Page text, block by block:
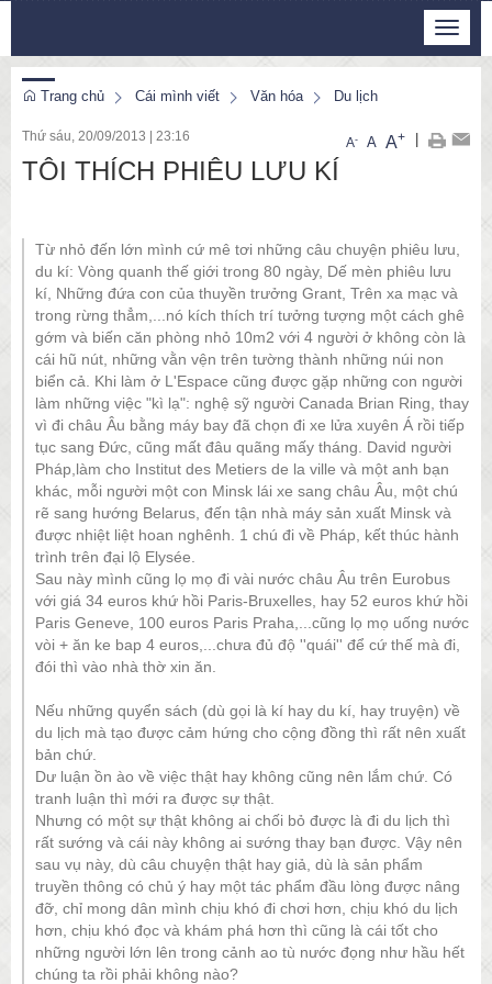
Toggle
Trang chủ Cái mình viết Văn hóa Du lịch
Thứ sáu, 20/09/2013 23:16 A- A A+
TÔI THÍCH PHIÊU LƯU KÍ
Từ nhỏ đến lớn mình cứ mê tơi những câu chuyện phiêu lưu,
du kí: Vòng quanh thế giới trong 80 ngày, Dế mèn phiêu lưu
kí, Những đứa con của thuyền trưởng Grant, Trên xa mạc và
trong rừng thẳm,...nó kích thích trí tưởng tượng một cách ghê
gớm và biến căn phòng nhỏ 10m2 với 4 người ở không còn là
cái hũ nút, những vằn vện trên tường thành những núi non
biển cả. Khi làm ở L'Espace cũng được gặp những con người
làm những việc "kì lạ": nghệ sỹ người Canada Brian Ring, thay
vì đi châu Âu bằng máy bay đã chọn đi xe lửa xuyên Á rồi tiếp
tục sang Đức, cũng mất đâu quãng mấy tháng. David người
Pháp,làm cho Institut des Metiers de la ville và một anh bạn
khác, mỗi người một con Minsk lái xe sang châu Âu, một chú
rẽ sang hướng Belarus, đến tận nhà máy sản xuất Minsk và
được nhiệt liệt hoan nghênh. 1 chú đi về Pháp, kết thúc hành
trình trên đại lộ Elysée.
Sau này mình cũng lọ mọ đi vài nước châu Âu trên Eurobus
với giá 34 euros khứ hồi Paris-Bruxelles, hay 52 euros khứ hồi
Paris Geneve, 100 euros Paris Praha,...cũng lọ mọ uống nước
vòi + ăn ke bap 4 euros,...chưa đủ độ ''quái'' để cứ thế mà đi,
đói thì vào nhà thờ xin ăn.
Nếu những quyển sách (dù gọi là kí hay du kí, hay truyện) về
du lịch mà tạo được cảm hứng cho cộng đồng thì rất nên xuất
bản chứ.
Dư luận ồn ào về việc thật hay không cũng nên lắm chứ. Có
tranh luận thì mới ra được sự thật.
Nhưng có một sự thật không ai chối bỏ được là đi du lịch thì
rất sướng và cái này không ai sướng thay bạn được. Vậy nên
sau vụ này, dù câu chuyện thật hay giả, dù là sản phẩm
truyền thông có chủ ý hay một tác phẩm đầu lòng được nâng
đỡ, chỉ mong dân mình chịu khó đi chơi hơn, chịu khó du lịch
hơn, chịu khó đọc và khám phá hơn thì cũng là cái tốt cho
những người lớn lên trong cảnh ao tù nước đọng như hầu hết
chúng ta rồi phải không nào?